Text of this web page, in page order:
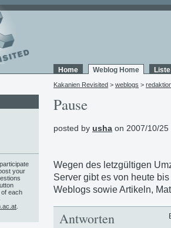
Home Weblog Home
Kakanien Revisited > weblogs >
Pause
posted by usha on 2007/10/25
Wegen des letzgültigen
Server gibt es von heute
Weblogs sowie Artikeln,
Antworten
your
each